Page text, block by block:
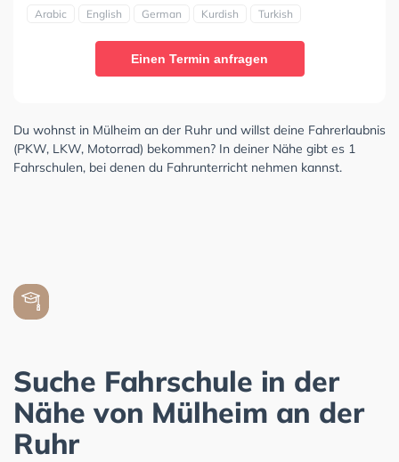
Arabic English German Kurdish Turkish
Einen Termin anfragen
Du wohnst in Mülheim an der Ruhr und willst deine Fahrerlaubnis
(PKW, LKW, Motorrad) bekommen? In deiner Nähe gibt es 1
Fahrschulen, bei denen du Fahrunterricht nehmen kannst.
Suche Fahrschule in der
Nähe von Mülheim an der
Ruhr